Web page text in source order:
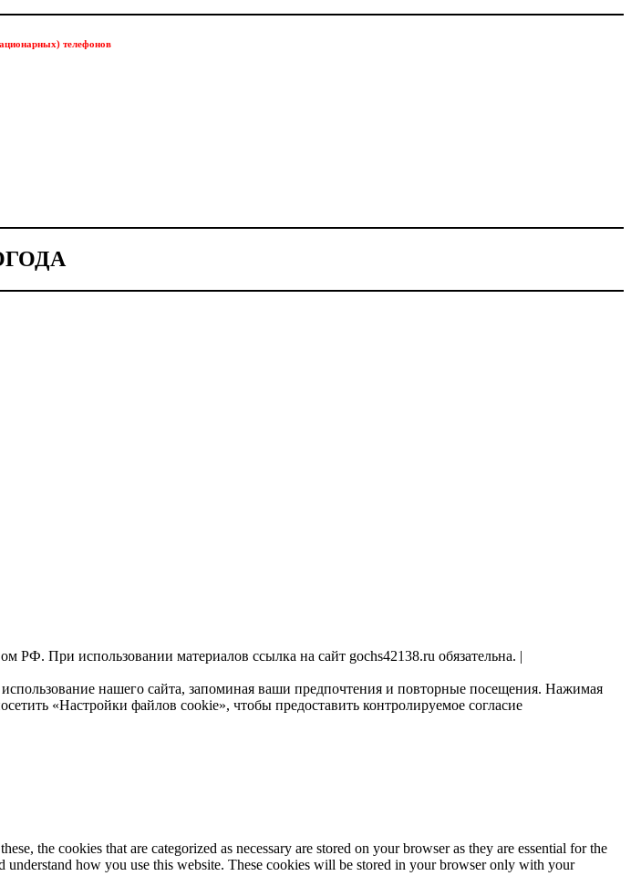
телефонов
РФ. При использовании материалов ссылка на сайт gochs42138.ru обязательна. |
нашего сайта, запоминая ваши предпочтения и повторные посещения. Нажимая
«Настройки файлов cookie», чтобы предоставить контролируемое согласие
the cookies that are categorized as necessary are stored on your browser as they are essential for the
how you use this website. These cookies will be stored in your browser only with your